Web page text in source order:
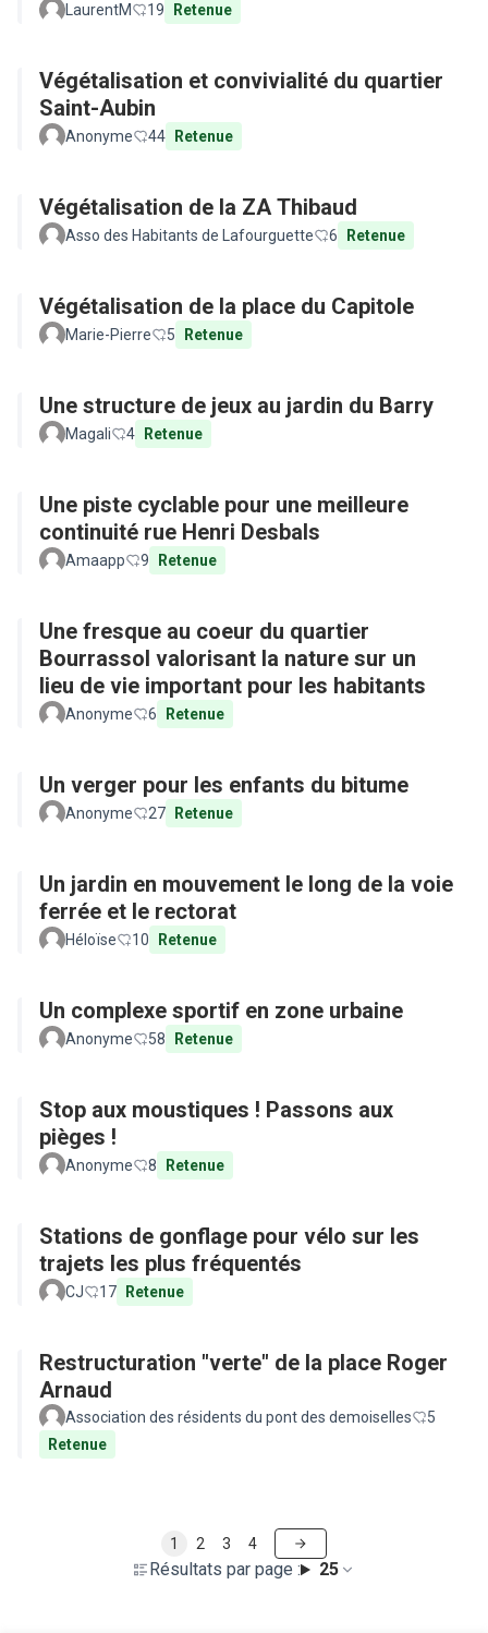
LaurentM 19 Retenue
Végétalisation et convivialité du quartier
Saint-Aubin
Anonyme 44 Retenue
Végétalisation de la ZA Thibaud
Asso des Habitants de Lafourguette 6 Retenue
Végétalisation de la place du Capitole
Marie-Pierre 5 Retenue
Une structure de jeux au jardin du Barry
Magali 4 Retenue
Une piste cyclable pour une meilleure
continuité rue Henri Desbals
Amaapp 9 Retenue
Une fresque au coeur du quartier
Bourrassol valorisant la nature sur un
lieu de vie important pour les habitants
Anonyme 6 Retenue
Un verger pour les enfants du bitume
Anonyme 27 Retenue
Un jardin en mouvement le long de la voie
ferrée et le rectorat
Héloïse 10 Retenue
Un complexe sportif en zone urbaine
Anonyme 58 Retenue
Stop aux moustiques ! Passons aux
pièges !
Anonyme 8 Retenue
Stations de gonflage pour vélo sur les
trajets les plus fréquentés
CJ 17 Retenue
Restructuration "verte" de la place Roger
Arnaud
Association des résidents du pont des demoiselles
5
Retenue
Résultats par page : 25
1 2 3 4